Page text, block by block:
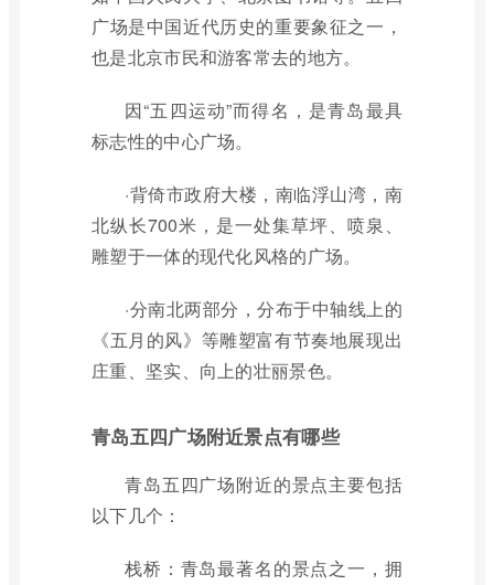
广场是中国近代历史的重要象征之一，
也是北京市民和游客常去的地方。
因“五四运动”而得名，是青岛最具
标志性的中心广场。
·背倚市政府大楼，南临浮山湾，南
北纵长700米，是一处集草坪、喷泉、
雕塑于一体的现代化风格的广场。
·分南北两部分，分布于中轴线上的
《五月的风》等雕塑富有节奏地展现出
庄重、坚实、向上的壮丽景色。
青岛五四广场附近景点有哪些
青岛五四广场附近的景点主要包括
以下几个：
栈桥：青岛最著名的景点之一，拥